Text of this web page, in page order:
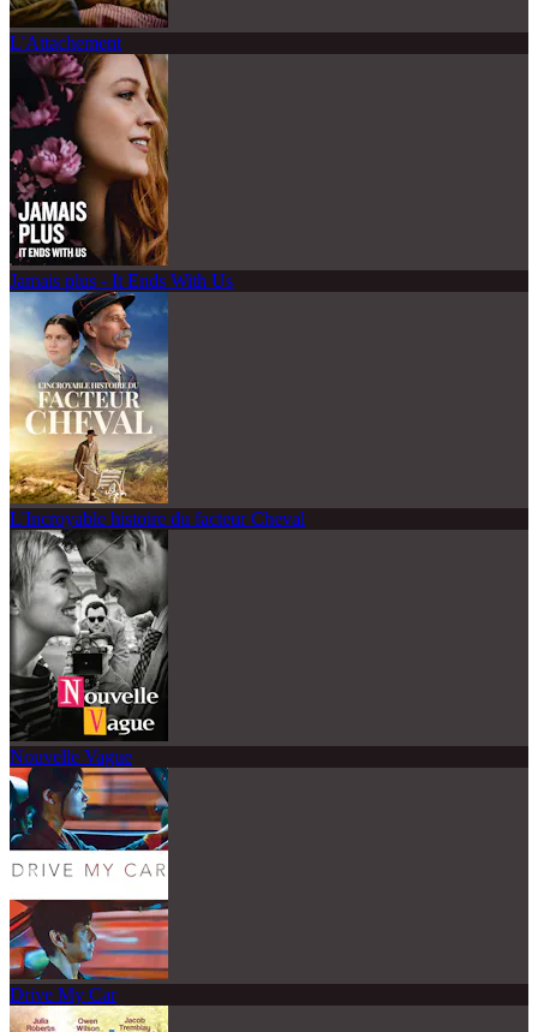
L'Attachement
Jamais plus - It Ends With Us
L'Incroyable histoire du facteur Cheval
Nouvelle Vague
Drive My Car